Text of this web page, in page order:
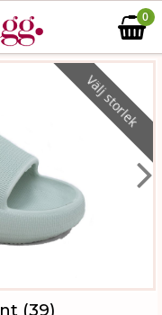
0
Välj storlek
(39)